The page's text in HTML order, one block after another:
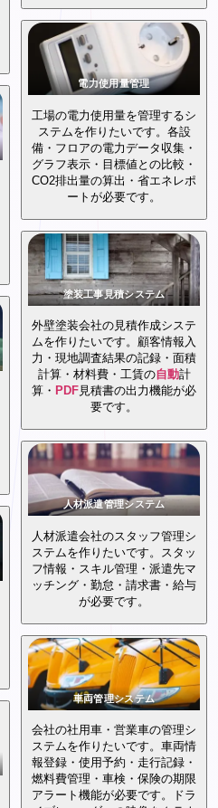
電力使用量管理
工場の電力使用量を管理するシ
ステムを作りたいです。各設
備・フロアの電力データ収集・
グラフ表示・目標値との比較・
CO2排出量の算出・省エネレポ
ートが必要です。
塗装工事見積システム
外壁塗装会社の見積作成システ
ムを作りたいです。顧客情報入
力・現地調査結果の記録・面積
計算・材料費・工賃の自動計
算・ PDF見積書の出力機能が必
要です。
人材派遣管理システム
人材派遣会社のスタッフ管理シ
ステムを作りたいです。スタッ
フ情報・スキル管理・派遣先マ
ッチング・勤怠・請求書・給与
が必要です。
車両管理システム
会社の社用車・営業車の管理シ
ステムを作りたいです。車両情
報登録・使用予約・走行記録・
燃料費管理・車検・保険の期限
アラート機能が必要です。ドラ